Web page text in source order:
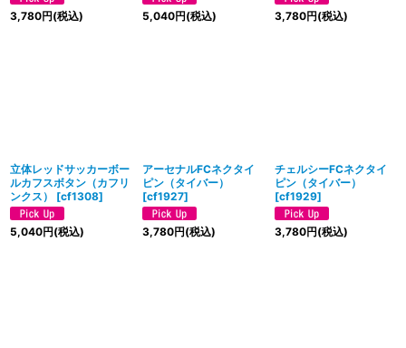
3,780円(税込) 5,040円(税込) 3,780円(税込)
立体レッドサッカーボー
ルカフスボタン（カフリ
ンクス）
[cf1308]
5,040円(税込)
アーセナルFCネクタイ
ピン（タイバー）
[cf1927]
3,780円(税込)
チェルシーFCネクタイ
ピン（タイバー）
[cf1929]
3,780円(税込)